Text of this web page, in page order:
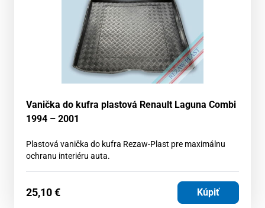
Vanička do kufra plastová Renault Laguna Combi
1994 – 2001
Plastová vanička do kufra Rezaw-Plast pre maximálnu
ochranu interiéru auta.
25,10€ Kúpiť